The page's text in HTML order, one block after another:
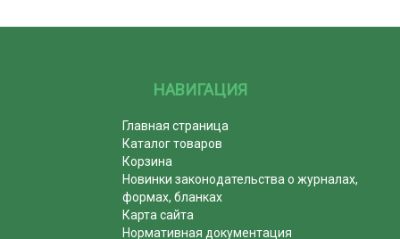
НАВИГАЦИЯ
Главная страница
Каталог товаров
Корзина
Новинки законодательства о журналах,
формах, бланках
Карта сайта
Нормативная документация